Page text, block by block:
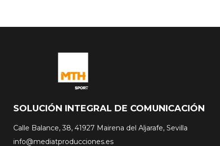
SOLUCIÓN INTEGRAL DE COMUNICACIÓN
Calle Balance, 38, 41927 Mairena del Aljarafe, Sevilla
info@mediatproducciones.es